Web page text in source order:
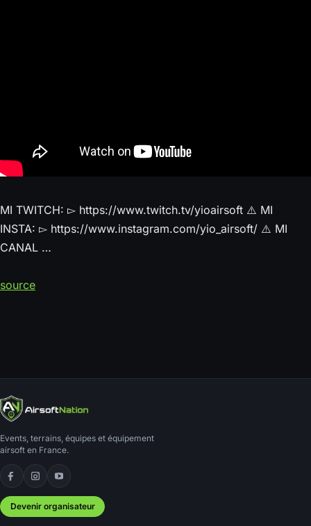
MI TWITCH: ▻ https://www.twitch.tv/yioairsoft ⚠️ MI
INSTA: ▻ https://www.instagram.com/yio_airsoft/ ⚠️ MI
CANAL …
source
Events, terrains, équipes et équipement
airsoft en France.
Facebook
Instagram
YouTube
Devenir organisateur